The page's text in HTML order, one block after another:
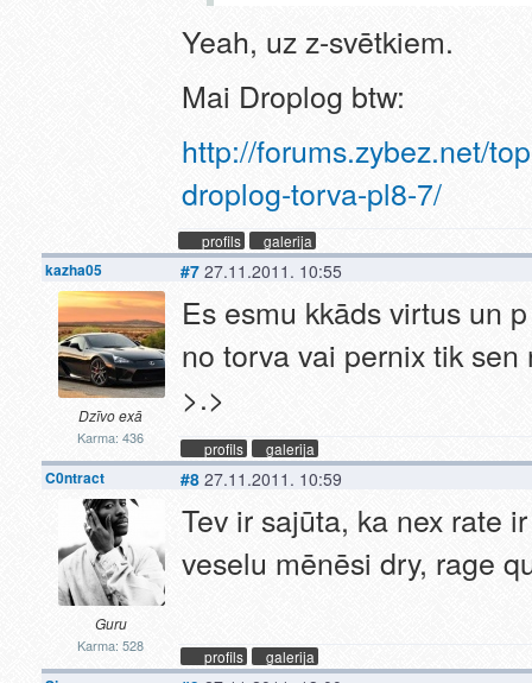
Yeah, uz z-svētkiem.
Mai Droplog btw:
http://forums.zybez.net/
droplog-torva-pl8-7/
profils galerija
kazha05
Dzīvo exā
Karma: 436
#7 27.11.2011. 10:55
Es esmu kkāds virtus un
no torva vai pernix tik
>.>
profils galerija
C0ntract
Guru
Karma: 528
#8 27.11.2011. 10:59
Tev ir sajūta, ka nex rate
veselu mēnēsi dry, rage
profils galerija